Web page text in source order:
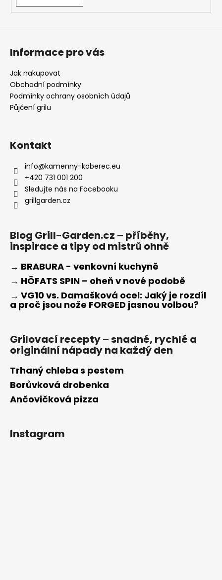
Informace pro vás
Jak nakupovat
Obchodní podmínky
Podmínky ochrany osobních údajů
Půjčení grilu
Kontakt
info@kamenny-koberec.eu
+420 731 001 200
Sledujte nás na Facebooku
grillgarden.cz
Blog Grill-Garden.cz – příběhy,
inspirace a tipy od mistrů ohně
→ BRABURA - venkovní kuchyně
→ HÖFATS SPIN – oheň v nové podobě
→ VG10 vs. Damašková ocel: Jaký je rozdíl
a proč jsou nože FORGED jasnou volbou?
Grilovací recepty – snadné, rychlé a
originální nápady na každý den
Trhaný chleba s pestem
Borůvková drobenka
Ančovičková pizza
Instagram